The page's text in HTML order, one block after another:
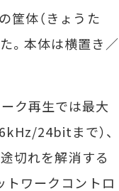
筐体（きょうた
。本体は横置き／
ク再生では最大
24bitまで）、
切れを解消する
トワークコントロ